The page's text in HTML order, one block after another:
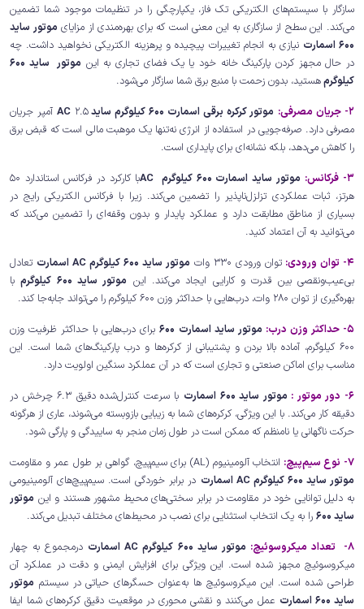
سازگار با سیستم‌های الکتریکی تک فاز، یکپارچگی را در تنظیمات موجود شما تضمین
می‌کند. این سطح از سازگاری به این معنی است که برای بهره‌مندی از مزایای موتور ساید
600 اسمارت
نیازی به انجام تغییرات پیچیده و پرهزینه الکتریکی نخواهید داشت. چه
در حال مجهز کردن پارکینگ خانه خود یا یک فضای تجاری به این
موتور ساید 600
کیلوگرمهستید، بدون زحمت با منبع برق شما سازگار می‌شود.
2- جریان مصرفی:
موتور کرکره برقی اسمارت 600 کیلوگرم ساید AC
2.5 آمپر جریان
مصرفی دارد. صرفه‌جویی در استفاده از انرژی نه‌تنها یک موهبت مالی است که قبض برق
را کاهش می‌دهد، بلکه نشانه‌ای برای پایداری است.
3- فرکانس:
موتور ساید اسمارت 600 کیلوگرم AC
با کارکرد در فرکانس استاندارد 50
هرتز، ثبات عملکردی تزلزل‌ناپذیر را تضمین می‌کند. زیرا با فرکانس الکتریکی رایج در
بسیاری از مناطق مطابقت دارد و عملکرد پایدار و بدون وقفه‌ای را تضمین می‌کند که
می‌توانید به آن اعتماد کنید.
4- توان ورودی:
توان ورودی 330 وات موتور ساید 600 کیلوگرم AC اسمارت
تعادل
بی‌عیب‌ونقصی بین قدرت و کارایی ایجاد می‌کند. این موتور ساید 600 کیلوگرم
با
بهره‌گیری از توان 280 وات، درب‌هایی با حداکثر وزن 600 کیلوگرم را می‌تواند جابه‌جا کند.
5- حداکثر وزن درب:
موتور ساید اسمارت 600
برای درب‌هایی با حداکثر ظرفیت وزن
600 کیلوگرم، آماده بالا بردن و پشتیبانی از کرکره‌ها و درب پارکینگ‌های شما است. این
مناسب برای اماکن صنعتی و تجاری است که در آن عملکرد سنگین اولویت دارد.
6- دور موتور :
موتور ساید 600 اسمارت
با سرعت کنترل‌شده دقیق 6.3 چرخش در
دقیقه کار می‌کند. با این ویژگی، کرکره‌های شما به زیبایی بازوبسته می‌شوند، عاری از هرگونه
حرکت ناگهانی یا نامنظم که ممکن است در طول زمان منجر به ساییدگی و پارگی شود.
7- نوع سیم‌پیچ:
انتخاب آلومینیوم (AL) برای سیم‌پیچ، گواهی بر طول عمر و مقاومت
موتور ساید 600 کیلوگرم AC اسمارت
در برابر خوردگی است. سیم‌پیچ‌های آلومینیومی
به دلیل توانایی خود در مقاومت در برابر سختی‌های محیط مشهور هستند و این موتور
ساید 600
را به یک انتخاب استثنایی برای نصب در محیط‌های مختلف تبدیل می‌کند.
8- تعداد میکروسوئیچ:
موتور ساید 600 کیلوگرم AC اسمارت
درمجموع به چهار
میکروسوئیچ مجهز شده است. این ویژگی برای افزایش ایمنی و دقت در عملکرد آن
طراحی شده است. این میکروسوئیچ ها به‌عنوان حسگرهای حیاتی در سیستم موتور
ساید 600 اسمارت
عمل می‌کنند و نقشی محوری در موقعیت دقیق کرکره‌های شما ایفا